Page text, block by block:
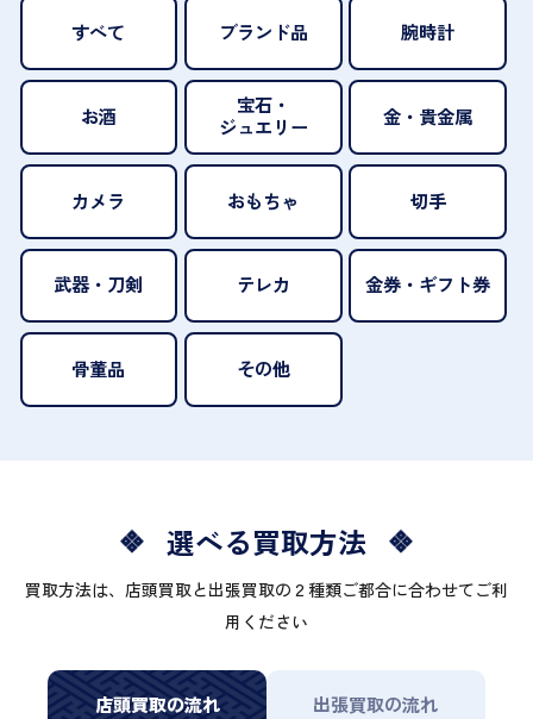
すべて ブランド品 腕時計
お酒
宝石・
ジュエリー
金・貴金属
カメラ おもちゃ 切手
武器・刀剣 テレカ 金券・ギフト券
骨董品 その他
選べる買取方法
買取方法は、店頭買取と出張買取の２種類ご都合に合わせてご利
用ください
店頭買取の流れ 出張買取の流れ